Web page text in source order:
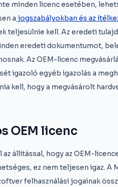
minden licenc esetében,
a jogszabályokban és az
teljesülnie kell. Az eredeti
eredeti dokumentumot,
Az OEM-licenc
igazoló egyéb igazolás a
kell, hogy a megvásárolt
OEM licenc
állítással, hogy az OEM-
ez nem teljesen igaz. A
felhasználási jogainak